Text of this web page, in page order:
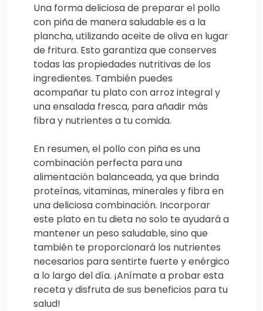
Una forma deliciosa de preparar el pollo
con piña de manera saludable es a la
plancha, utilizando aceite de oliva en lugar
de fritura. Esto garantiza que conserves
todas las propiedades nutritivas de los
ingredientes. También puedes
acompañar tu plato con arroz integral y
una ensalada fresca, para añadir más
fibra y nutrientes a tu comida.
En resumen, el pollo con piña es una
combinación perfecta para una
alimentación balanceada, ya que brinda
proteínas, vitaminas, minerales y fibra en
una deliciosa combinación. Incorporar
este plato en tu dieta no solo te ayudará a
mantener un peso saludable, sino que
también te proporcionará los nutrientes
necesarios para sentirte fuerte y enérgico
a lo largo del día. ¡Anímate a probar esta
receta y disfruta de sus beneficios para tu
salud!